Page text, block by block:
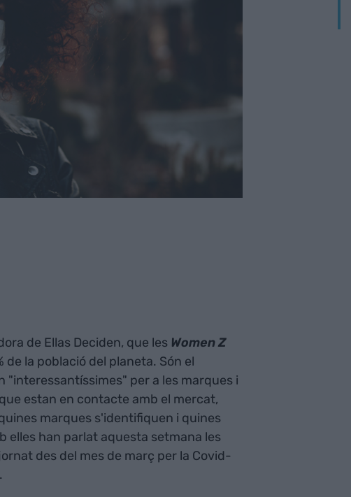
de Ellas Deciden, que les Women Z
la població del planeta. Són el
"interessantíssimes" per a les marques i
estan en contacte amb el mercat,
marques s'identifiquen i quines
elles han parlat aquesta setmana les
des del mes de març per la Covid-